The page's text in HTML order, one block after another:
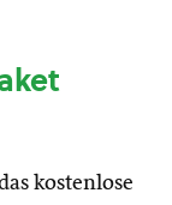
kostenlose